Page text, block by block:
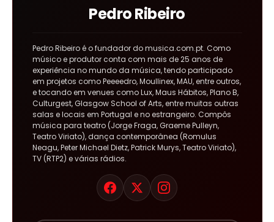
Pedro Ribeiro
Pedro Ribeiro é o fundador do musica.com.pt. Como
músico e produtor conta com mais de 25 anos de
experiência no mundo da música, tendo participado
em projetos como Peeeedro, Moullinex, MAU, entre outros,
e tocando em venues como Lux, Maus Hábitos, Plano B,
Culturgest, Glasgow School of Arts, entre muitas outras
salas e locais em Portugal e no estrangeiro. Compôs
música para teatro (Jorge Fraga, Graeme Pulleyn,
Teatro Viriato), dança contemporânea (Romulus
Neagu, Peter Michael Dietz, Patrick Murys, Teatro Viriato),
TV (RTP2) e várias rádios.